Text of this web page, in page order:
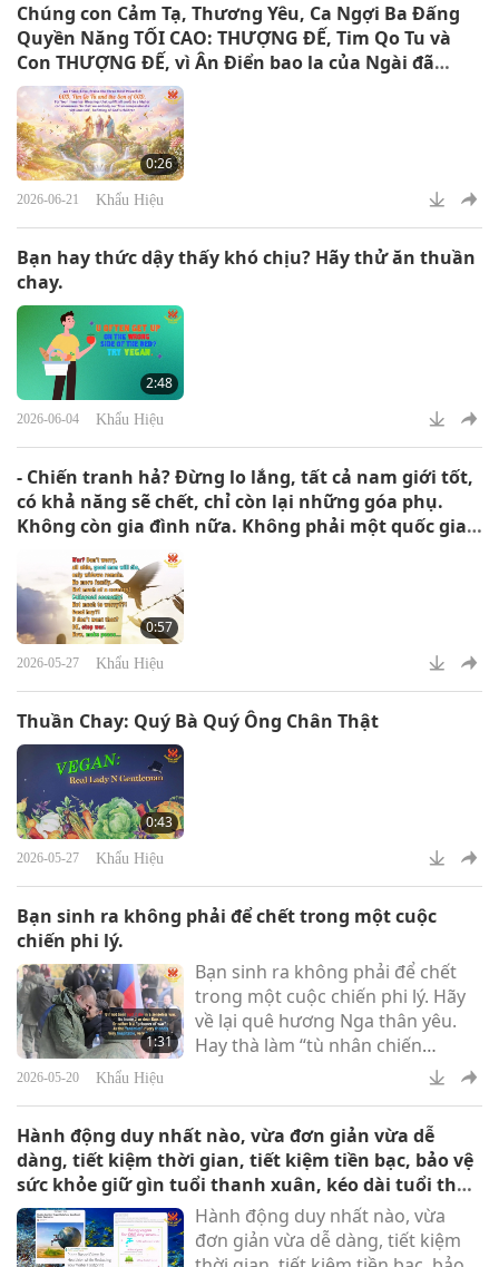
Chúng con Cảm Tạ, Thương Yêu, Ca Ngợi Ba Đấng
Quyền Năng TỐI CAO: THƯỢNG ĐẾ, Tim Qo Tu và
Con THƯỢNG ĐẾ, vì Ân Điển bao la của Ngài đã
thăng hoa tất cả linh hồn lên tầng tâm thức cao
hơn. Để chúng con thể hiện Chân Tánh đầy từ bi và
đạo đức của mình, xứng đáng là con cái của
Thượng Đế.
0:26
2026-06-21 Khẩu Hiệu
Bạn hay thức dậy thấy khó chịu? Hãy thử ăn thuần
chay.
2:48
2026-06-04 Khẩu Hiệu
- Chiến tranh hả? Đừng lo lắng, tất cả nam giới tốt,
có khả năng sẽ chết, chỉ còn lại những góa phụ.
Không còn gia đình nữa. Không phải một quốc gia
tốt! Nền kinh tế sụp đổ! Không lo lắng mấy???! Tốt
hả?! Ngươi không muốn thế? Được rồi, hãy ngưng
chiến tranh. Bây giờ, GÌN GIỮ hòa bình...
0:57
2026-05-27 Khẩu Hiệu
Thuần Chay: Quý Bà Quý Ông Chân Thật
0:43
2026-05-27 Khẩu Hiệu
Bạn sinh ra không phải để chết trong một cuộc
chiến phi lý.
1:31
Bạn sinh ra không phải để chết
trong một cuộc chiến phi lý. Hãy
về lại quê hương Nga thân yêu.
Hay thà làm “tù nhân chiến
tranh”: Vì “kẻ thù” rất thân thiện
2026-05-20 Khẩu Hiệu
Hành động duy nhất nào, vừa đơn giản vừa dễ
dàng, tiết kiệm thời gian, tiết kiệm tiền bạc, bảo vệ
sức khỏe giữ gìn tuổi thanh xuân, kéo dài tuổi thọ
của bạn, cứu bạn khỏi địa ngục, dẫn bạn lên Thiên
Đàng, cứu biết bao sinh linh vô tội, cứu lấy bầu
không khí trong lành, cứu lấy nguồn nước tinh
Hành động duy nhất nào, vừa
đơn giản vừa dễ dàng, tiết kiệm